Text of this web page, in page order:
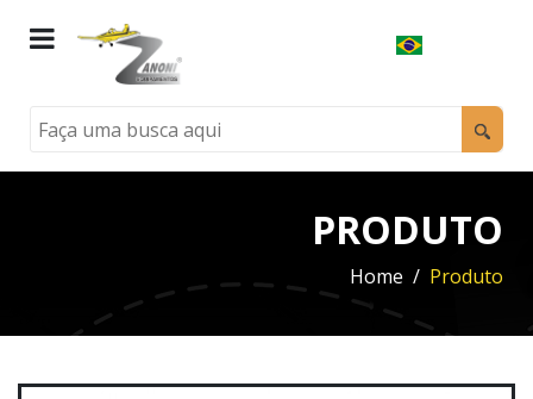
PRODUTO
Home Produto